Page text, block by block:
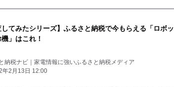
してみたシリーズ】ふるさと納税で今もらえる「ロボッ
機」はこれ！
納税ナビ｜家電情報に強いふるさと納税メディア
年2月13日 12:00